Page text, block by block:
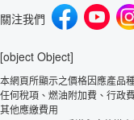
關注我們
[object Object]
本網頁所顯示之價格因應產品
任何稅項、燃油附加費、行政
其他應繳費用